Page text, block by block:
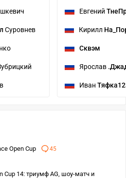
Суровнев
Евгений
Кирилл
Сквэм
Ярослав
Иван
Open Cup
45
Cup 14: триумф AG, шоу-матч и